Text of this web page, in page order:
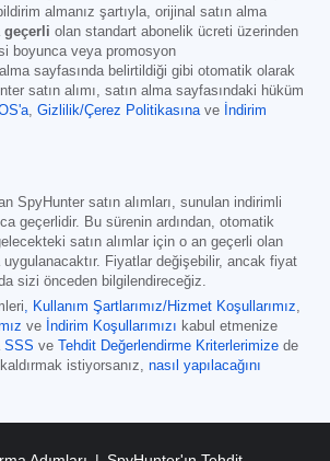
almanız şartıyla, orijinal satın alma
geçerli olan standart abonelik ücreti üzerinden
boyunca veya promosyon
sayfasında belirtildiği gibi otomatik olarak
satın alımı, satın alma sayfasındaki hüküm
, Gizlilik/Çerez Politikasınave İndirim
SpyHunter satın alımları, sunulan indirimli
geçerlidir. Bu sürenin ardından, otomatik
satın alımlar için o an geçerli olan
Fiyatlar değişebilir, ancak fiyat
sizi önceden bilgilendireceğiz.
, Kullanım Şartlarımız/Hizmet Koşullarımız,
ve İndirim Koşullarımızı kabul etmenize
SSS ve Tehdit Değerlendirme Kriterlerimize de
istiyorsanız, nasıl yapılacağını